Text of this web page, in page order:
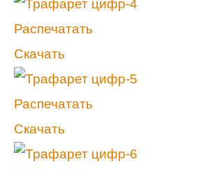
Распечатать
Скачать
Распечатать
Скачать